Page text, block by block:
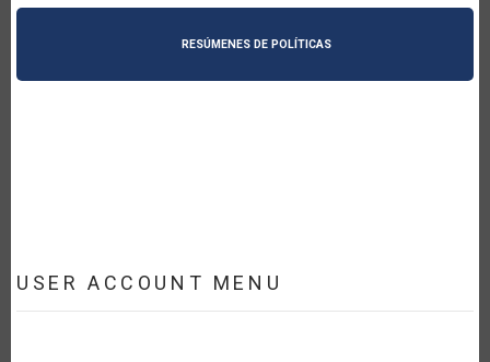
RESÚMENES DE POLÍTICAS
USER ACCOUNT MENU